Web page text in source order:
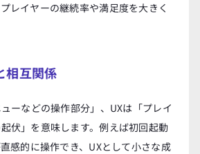
レイヤーの継続率や満足度を大きく
相互関係
ーなどの操作部分」、UXは「プレイ
伏」を意味します。例えば初回起動
感的に操作でき、UXとして小さな成